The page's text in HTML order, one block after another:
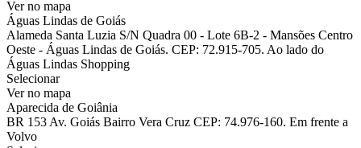
Ver no mapa
Águas Lindas de Goiás
Alameda Santa Luzia S/N Quadra 00 - Lote 6B-2 - Mansões Centro
Oeste - Águas Lindas de Goiás. CEP: 72.915-705. Ao lado do
Águas Lindas Shopping
Selecionar
Ver no mapa
Aparecida de Goiânia
BR 153 Av. Goiás Bairro Vera Cruz CEP: 74.976-160. Em frente a
Volvo